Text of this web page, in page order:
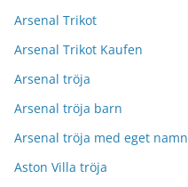
Arsenal Trikot
Arsenal Trikot Kaufen
Arsenal tröja
Arsenal tröja barn
Arsenal tröja med eget namn
Aston Villa tröja